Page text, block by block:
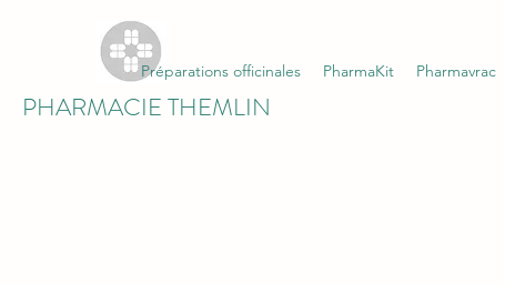
PHARMACIE THEMLIN
Préparations officinales PharmaKit Pharmavrac